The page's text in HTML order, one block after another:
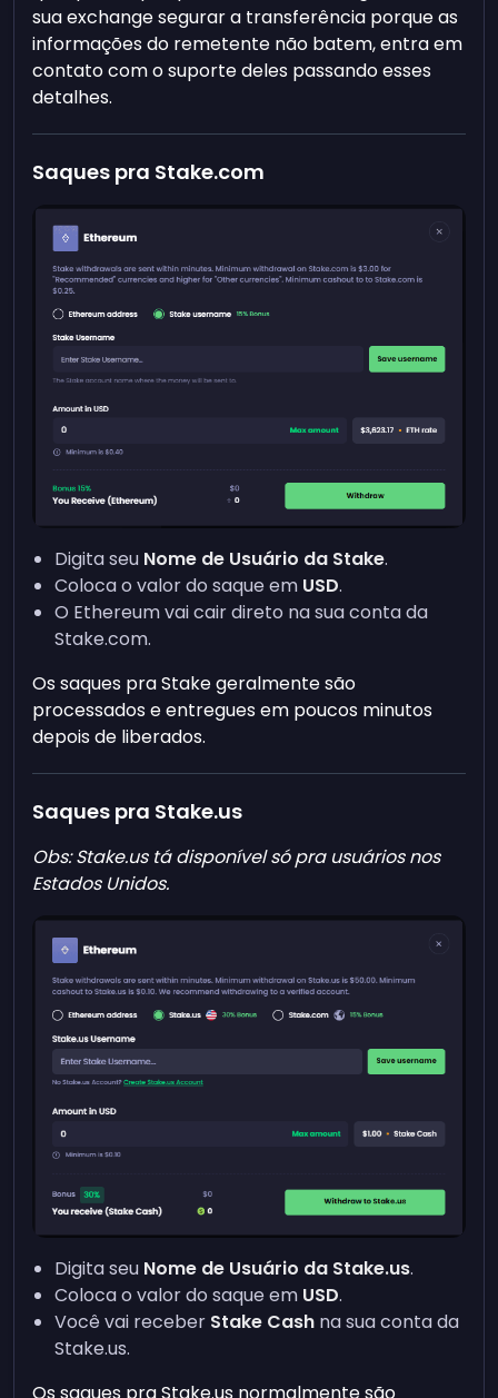
sua exchange segurar a transferência porque as
informações do remetente não batem, entra em
contato com o suporte deles passando esses
detalhes.
Saques pra Stake.com
Digita seu Nome de Usuário da Stake.
Coloca o valor do saque em USD.
O Ethereum vai cair direto na sua conta da
Stake.com.
Os saques pra Stake geralmente são
processados e entregues em poucos minutos
depois de liberados.
Saques pra Stake.us
Obs: Stake.us tá disponível só pra usuários nos
Estados Unidos.
Digita seu Nome de Usuário da Stake.us.
Coloca o valor do saque em USD.
Você vai receber Stake Cash na sua conta da
Stake.us.